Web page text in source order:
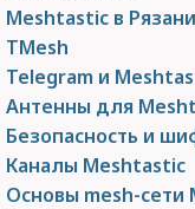
Meshtastic в Рязани
TMesh
Telegram и
Антенны для
Безопасность и
Каналы Meshtastic
Основы mesh-сети